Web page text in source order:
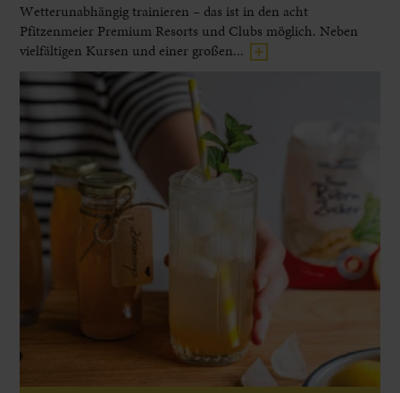
Wetterunabhängig trainieren – das ist in den acht
Pfitzenmeier Premium Resorts und Clubs möglich. Neben
vielfältigen Kursen und einer großen...